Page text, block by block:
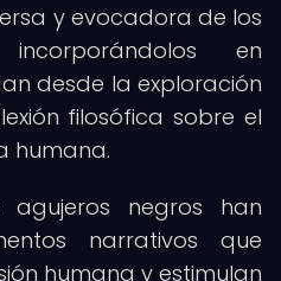
y evocadora de los
en
desde la exploración
filosófica sobre el
humana.
negros han
narrativos que
humana y estimulan